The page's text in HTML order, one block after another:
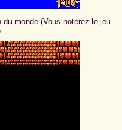
monde (Vous noterez le jeu